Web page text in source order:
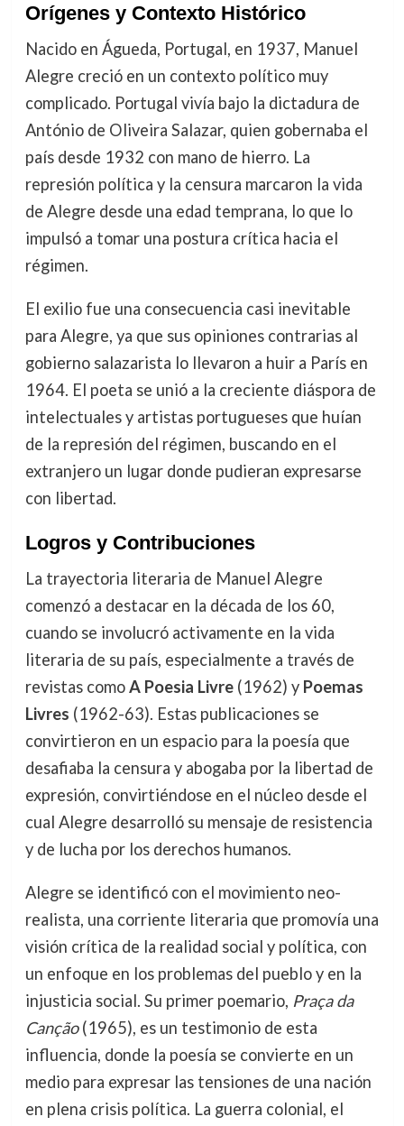
Orígenes y Contexto Histórico
Nacido en Águeda, Portugal, en 1937, Manuel
Alegre creció en un contexto político muy
complicado. Portugal vivía bajo la dictadura de
António de Oliveira Salazar, quien gobernaba el
país desde 1932 con mano de hierro. La
represión política y la censura marcaron la vida
de Alegre desde una edad temprana, lo que lo
impulsó a tomar una postura crítica hacia el
régimen.
El exilio fue una consecuencia casi inevitable
para Alegre, ya que sus opiniones contrarias al
gobierno salazarista lo llevaron a huir a París en
1964. El poeta se unió a la creciente diáspora de
intelectuales y artistas portugueses que huían
de la represión del régimen, buscando en el
extranjero un lugar donde pudieran expresarse
con libertad.
Logros y Contribuciones
La trayectoria literaria de Manuel Alegre
comenzó a destacar en la década de los 60,
cuando se involucró activamente en la vida
literaria de su país, especialmente a través de
revistas comoA Poesia Livre(1962) y Poemas
Livres (1962-63). Estas publicaciones se
convirtieron en un espacio para la poesía que
desafiaba la censura y abogaba por la libertad de
expresión, convirtiéndose en el núcleo desde el
cual Alegre desarrolló su mensaje de resistencia
y de lucha por los derechos humanos.
Alegre se identificó con el movimiento neo-
realista, una corriente literaria que promovía una
visión crítica de la realidad social y política, con
un enfoque en los problemas del pueblo y en la
injusticia social. Su primer poemario, Praça da
Canção(1965), es un testimonio de esta
influencia, donde la poesía se convierte en un
medio para expresar las tensiones de una nación
en plena crisis política. La guerra colonial, el